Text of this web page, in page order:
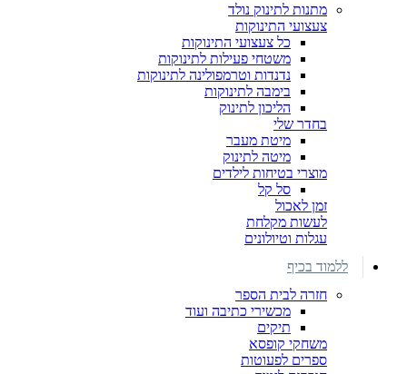
מתנות לתינוק נולד
צעצועי התינוקות
כל צעצועי התינוקות
משטחי פעילות לתינוקות
נדנדות וטרמפולינה לתינוקות
בימבה לתינוקות
הליכון לתינוק
בחדר שלי
מיטת מעבר
מיטה לתינוק
מוצרי בטיחות לילדים
סל קל
זמן לאכול
לעשות מקלחת
עגלות וטיולונים
ללמוד בכיף
חזרה לבית הספר
מכשירי כתיבה ועוד
תיקים
משחקי קופסא
ספרים לפעוטות